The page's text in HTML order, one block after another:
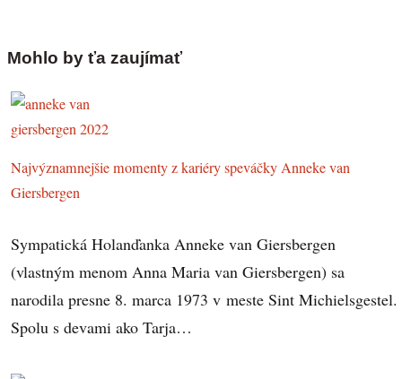
Mohlo by ťa zaujímať
Najvýznamnejšie momenty z kariéry speváčky Anneke van
Giersbergen
Sympatická Holanďanka Anneke van Giersbergen
(vlastným menom Anna Maria van Giersbergen) sa
narodila presne 8. marca 1973 v meste Sint Michielsgestel.
Spolu s devami ako Tarja…